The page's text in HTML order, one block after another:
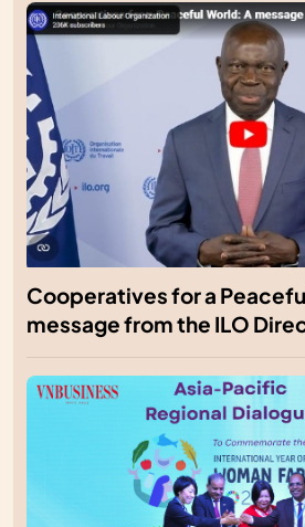
Cooperatives for a
message from the ILO